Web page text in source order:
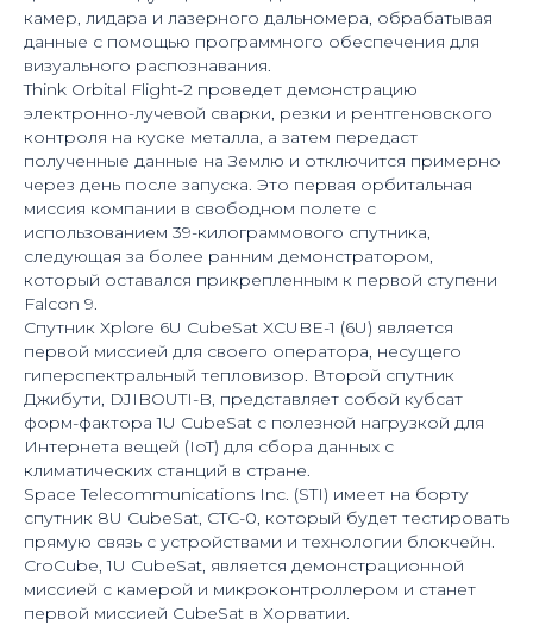
камер, лидара и лазерного дальномера, обрабатывая
данные с помощью программного обеспечения для
визуального распознавания.
Think Orbital Flight-2 проведет демонстрацию
электронно-лучевой сварки, резки и рентгеновского
контроля на куске металла, а затем передаст
полученные данные на Землю и отключится примерно
через день после запуска. Это первая орбитальная
миссия компании в свободном полете с
использованием 39-килограммового спутника,
следующая за более ранним демонстратором,
который оставался прикрепленным к первой ступени
Falcon 9.
Спутник Xplore 6U CubeSat XCUBE-1 (6U) является
первой миссией для своего оператора, несущего
гиперспектральный тепловизор. Второй спутник
Джибути, DJIBOUTI-B, представляет собой кубсат
форм-фактора 1U CubeSat с полезной нагрузкой для
Интернета вещей (IoT) для сбора данных с
климатических станций в стране.
Space Telecommunications Inc. (STI) имеет на борту
спутник 8U CubeSat, CTC-0, который будет тестировать
прямую связь с устройствами и технологии блокчейн.
CroCube, 1U CubeSat, является демонстрационной
миссией с камерой и микроконтроллером и станет
первой миссией CubeSat в Хорватии.